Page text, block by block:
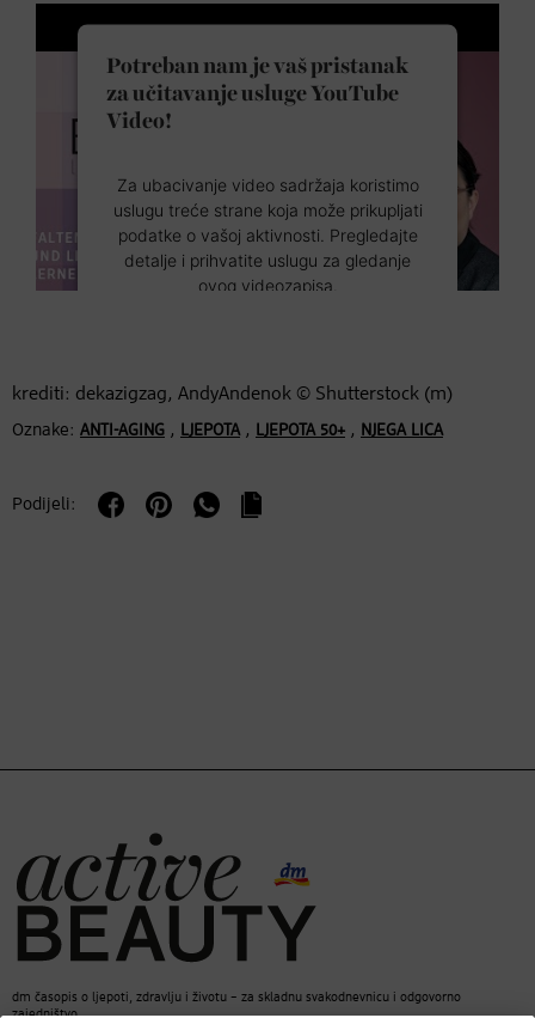
Potreban nam je vaš pristanak
za učitavanje usluge YouTube
Video!
Za ubacivanje video sadržaja koristimo
uslugu treće strane koja može prikupljati
podatke o vašoj aktivnosti. Pregledajte
detalje i prihvatite uslugu za gledanje
ovog videozapisa.
Prihvati
Management Platform
krediti: dekazigzag, AndyAndenok © Shutterstock (m)
Oznake: ANTI-AGING , LJEPOTA, LJEPOTA 50+ , NJEGA LICA
Podijeli:
dm časopis o ljepoti, zdravlju i životu – za skladnu svakodnevnicu i odgovorno
zajedništvo.